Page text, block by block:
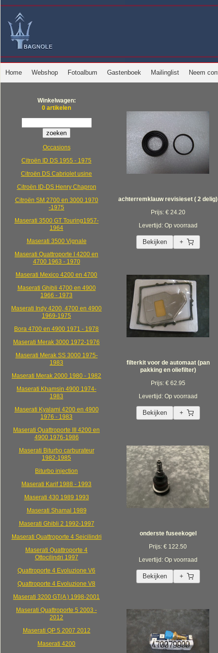
Home Webshop Fotoalbum Gastenboek Mailinglist Neem
Winkelwagen:
0 artikelen
Occasions
Citroën ID DS 1955 - 1975
Citroën DS Cabriolet usine
Citroën ID-DS Henry Chapron
Citroën SM 2700 en 3000 1970
-1975
Maserati 3500 GT Touring1957-
1964
Maserati 3500 Vignale
Maserati Quattroporte I 4200 en
4700 1963 - 1970
Maserati Mexico 4200 en 4700
Maserati Ghibli 4700 en 4900
1966 - 1973
Maserati Indy 4200, 4700 en 4900
1969-1975
Bora 4700 en 4900 1971 - 1978
Maserati Merak 3000 1972-1976
Maserati Merak SS 3000 1975-
1983
Maserati Merak 2000 1980 - 1982
Maserati Khamsin 4900 1974-
1983
Maserati Kyalami 4200 en 4900
1976 - 1983
Maserati Quattroporte III 4200 en
4900 1976-1986
Maserati Biturbo carburateur
1982-1985
Biturbo injection
Maserati Karif 1988 - 1993
Maserati 430 1989 1993
Maserati Shamal 1989
Maserati Ghibli 2 1992-1997
Maserati Quattroporte 4 Seicilindri
Maserati Quattroporte 4
Ottocilindri 1997
Quattroporte 4 Evoluzione V6
Quattroporte 4 Evoluzione V8
Maserati 3200 GT(A ) 1998-2001
Maserati Quattroporte 5 2003 -
2012
Maserati QP 5 2007 2012
Maserati 4200
achterremklauw revisieset ( 2 delig)
Prijs: € 24.20
Levertijd: Op voorraad
Bekijken +
filterkit voor de automaat (pan
pakking en oliefilter)
Prijs: € 62.95
Levertijd: Op voorraad
Bekijken +
onderste fuseekogel
Prijs: € 122.50
Levertijd: Op voorraad
Bekijken +